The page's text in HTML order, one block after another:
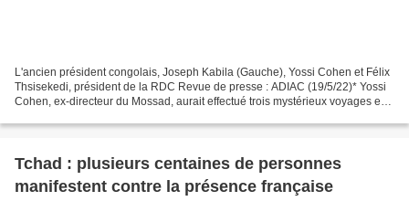
L'ancien président congolais, Joseph Kabila (Gauche), Yossi Cohen et Félix
Thsisekedi, président de la RDC Revue de presse : ADIAC (19/5/22)* Yossi
Cohen, ex-directeur du Mossad, aurait effectué trois mystérieux voyages en
Tchad : plusieurs centaines de personnes
manifestent contre la présence française